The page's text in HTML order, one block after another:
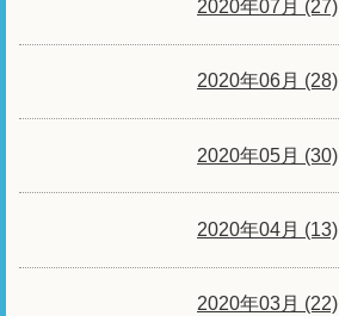
2020年07月 (27)
2020年06月 (28)
2020年05月 (30)
2020年04月 (13)
2020年03月 (22)